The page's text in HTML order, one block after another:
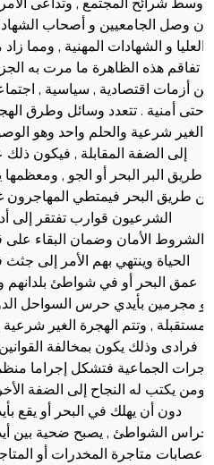
أن وصل الجامعيين و أصحاب
العليا و الشهادات المهنية , ومما
تفاقم هذه الظاهرة ما مرت به
من أزمات اقتصادية , سياسية ,
وحتى أمنية . تتعدد وسائل وطرق
الغير شرعية والحلم واحد وهو
إلى الضفة المقابلة , فيكون
طريق البر البحر أو الجو , ومعظمها
عن طريق البحر فيمتطي المهاجرون
الشرعيون قوارب تفتقر إلى
الشروط الأمان وضمان البقاء على
الحياة وينتهي بهم الأمر إلى
عمق البحر أو في شواطئ بلدانهم
مجرمين بأيدي حرس السواحل
المستقبلة , وتتم الهجرة الغير شرعية
فرادى وذلك يكون بمخالفة
الجماعية فتشكل إجراما
ومن يكتب له النجاح إلى الضفة
دون أن يهلك في البحر أو يقع
حراس الشواطئ , يصبح ضحية بين
عصابات متاجرة المخدرات أو